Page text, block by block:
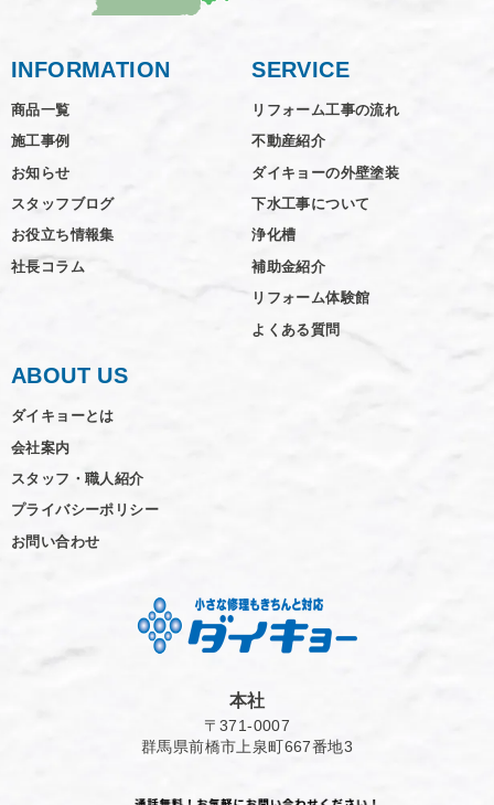
INFORMATION
商品一覧
施工事例
お知らせ
スタッフブログ
お役立ち情報集
社長コラム
SERVICE
リフォーム工事の流れ
不動産紹介
ダイキョーの外壁塗装
下水工事について
浄化槽
補助金紹介
リフォーム体験館
よくある質問
ABOUT US
ダイキョーとは
会社案内
スタッフ・職人紹介
プライバシーポリシー
お問い合わせ
本社
〒371-0007
群馬県前橋市上泉町667番地3